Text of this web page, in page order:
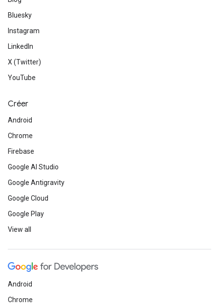
Bluesky
Instagram
LinkedIn
X (Twitter)
YouTube
Créer
Android
Chrome
Firebase
Google AI Studio
Google Antigravity
Google Cloud
Google Play
View all
Android
Chrome